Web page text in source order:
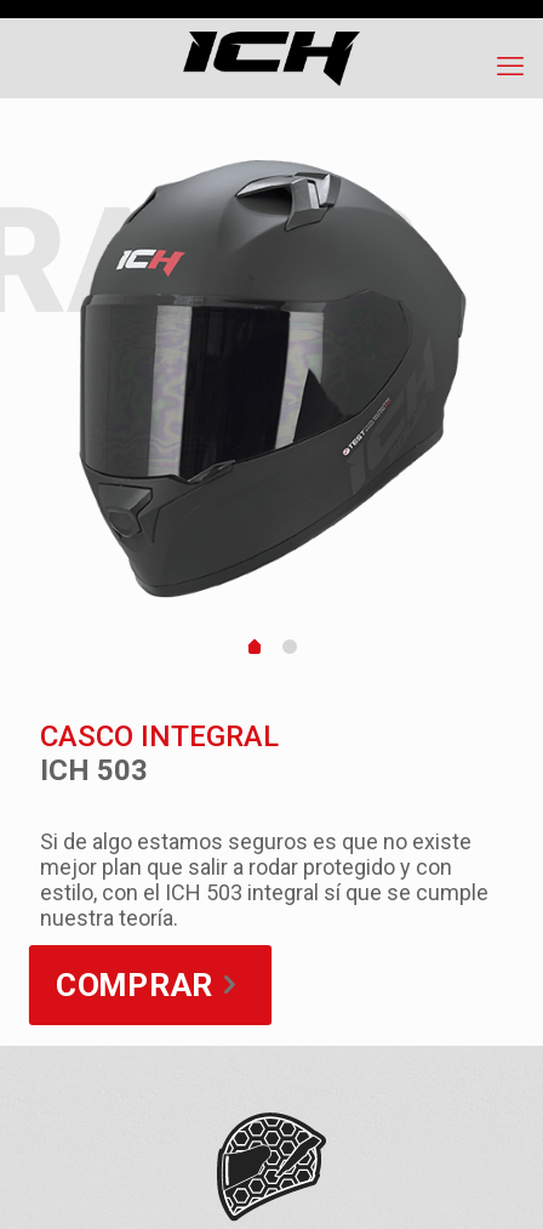
CASCO INTEGRAL
ICH 503
Si de algo estamos seguros es que no existe
mejor plan que salir a rodar protegido y con
estilo, con el ICH 503 integral sí que se cumple
nuestra teoría.
COMPRAR